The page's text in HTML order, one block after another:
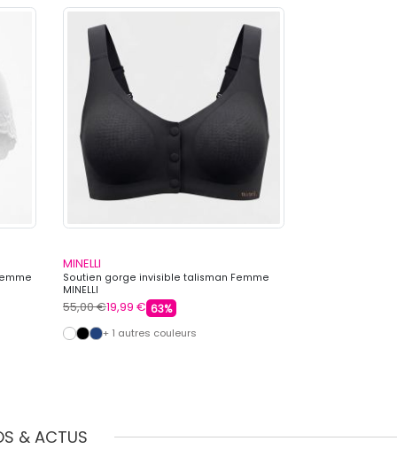
MINELLI
Soutien gorge invisible talisman Femme
MINELLI
55,00 €19,99 € 63%
+ 1 autres couleurs
& ACTUS